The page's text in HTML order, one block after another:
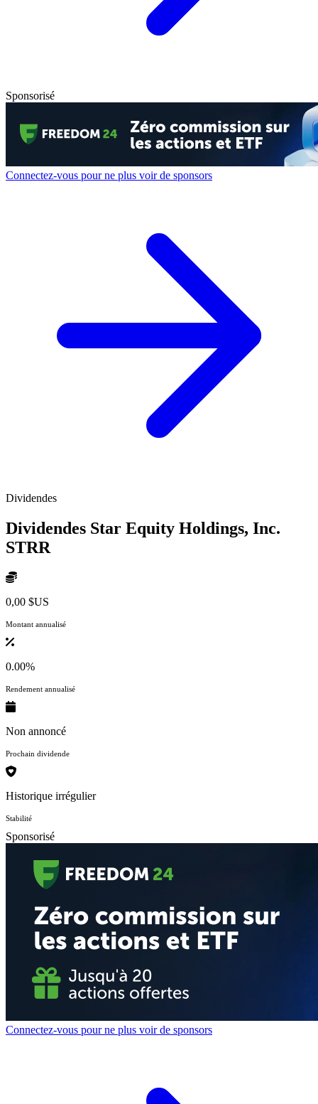
Sponsorisé
Connectez-vous pour ne plus voir de sponsors
Dividendes
Dividendes Star Equity Holdings, Inc.
STRR
0,00 $US
Montant annualisé
0.00%
Rendement annualisé
Non annoncé
Prochain dividende
Historique irrégulier
Stabilité
Sponsorisé
Connectez-vous pour ne plus voir de sponsors